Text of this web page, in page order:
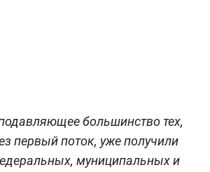
большинство тех,
первый поток, уже получили
муниципальных и